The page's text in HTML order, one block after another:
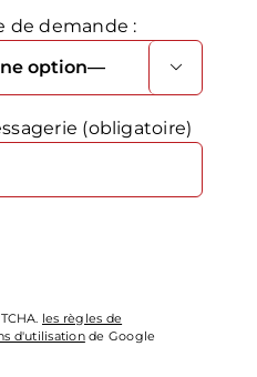
de demande :

(obligatoire)
les règles de
d'utilisationde Google